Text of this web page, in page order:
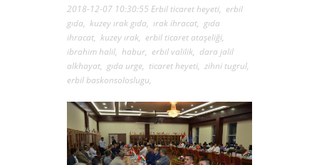
2018-12-07 10:30:55 Erbil ticaret heyeti, erbil
gıda, kuzey ırak gıda, ırak ihracat, gıda
ihracat, kuzey ırak, erbil ticaret ataşeliği,
ibrahim halil, habur, erbil valilik, dara jalil
alkhayat, gıda urge, ticaret heyeti, zihni tugrul,
erbil baskonsoloslugu,